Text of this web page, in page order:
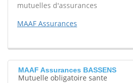
mutuelles d'assurances
MAAF Assurances
MAAF Assurances BASSENS
Mutuelle obligatoire sante